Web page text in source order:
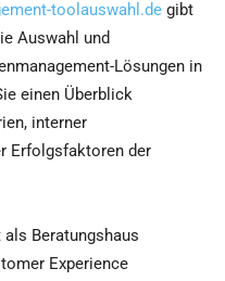
toolauswahl.de gibt
Auswahl und
Lösungen in
einen Überblick
interner
Erfolgsfaktoren der
Beratungshaus
Experience